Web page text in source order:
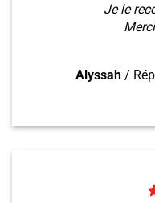
Je le
Alyssah /